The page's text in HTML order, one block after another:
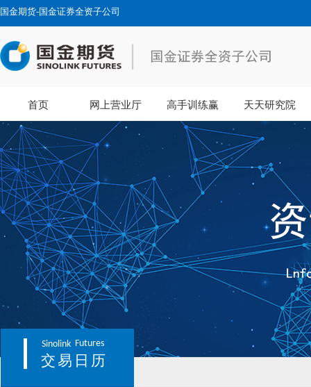
国金期货-国金证券全资子公司
首页 网上营业厅 高手训练赢 天天研究院
Sinolink Futures
交易日历